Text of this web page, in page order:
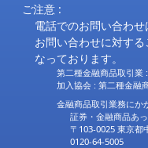
ご注意 :
電話でのお問い合わせ
お問い合わせに対す
なっております。
第二種金融商品取引業
加入協会 : 第二種金融
金融商品取引業務にか
証券・金融商品あ
〒103-0025 東京都
0120-64-5005